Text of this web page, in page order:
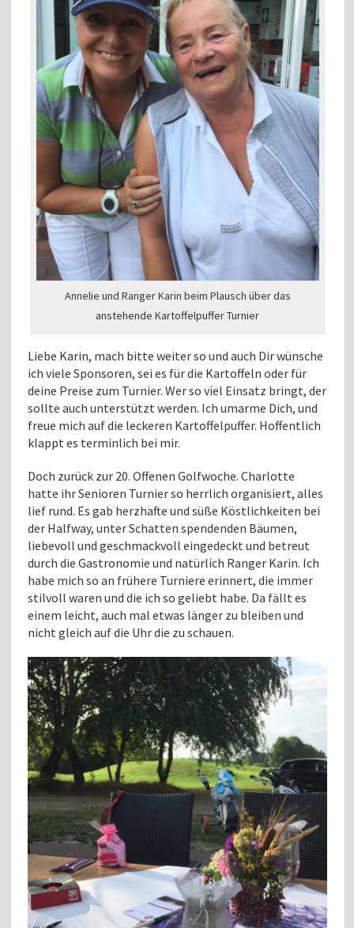
Annelie und Ranger Karin beim Plausch über das
anstehende Kartoffelpuffer Turnier
Liebe Karin, mach bitte weiter so und auch Dir wünsche
ich viele Sponsoren, sei es für die Kartoffeln oder für
deine Preise zum Turnier. Wer so viel Einsatz bringt, der
sollte auch unterstützt werden. Ich umarme Dich, und
freue mich auf die leckeren Kartoffelpuffer. Hoffentlich
klappt es terminlich bei mir.
Doch zurück zur 20. Offenen Golfwoche. Charlotte
hatte ihr Senioren Turnier so herrlich organisiert, alles
lief rund. Es gab herzhafte und süße Köstlichkeiten bei
der Halfway, unter Schatten spendenden Bäumen,
liebevoll und geschmackvoll eingedeckt und betreut
durch die Gastronomie und natürlich Ranger Karin. Ich
habe mich so an frühere Turniere erinnert, die immer
stilvoll waren und die ich so geliebt habe. Da fällt es
einem leicht, auch mal etwas länger zu bleiben und
nicht gleich auf die Uhr die zu schauen.